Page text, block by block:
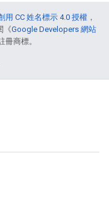
用 CC 姓名標示 4.0 授權 ，
《Google Developers 網站
冊商標。